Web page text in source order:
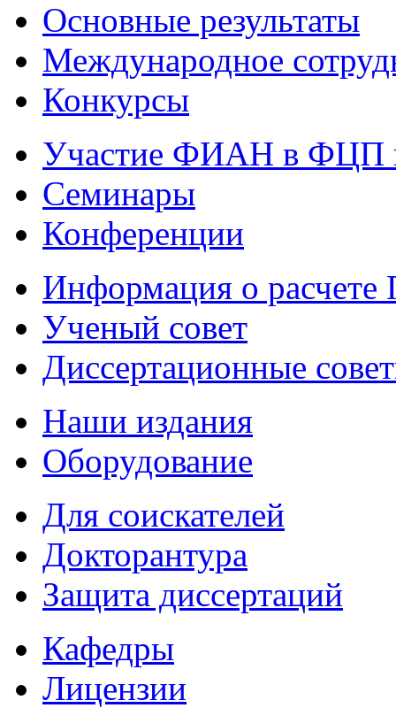
Основные результаты
Международное
Конкурсы
Участие ФИАН в ФЦП
Семинары
Конференции
Информация о
Ученый совет
Диссертационные
Наши издания
Оборудование
Для соискателей
Докторантура
Защита диссертаций
Кафедры
Лицензии